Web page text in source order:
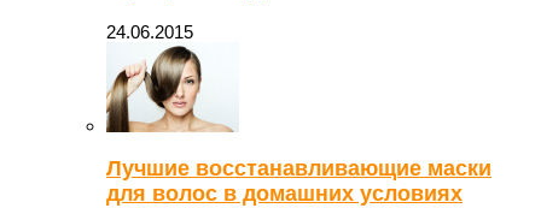
24.06.2015
Лучшие восстанавливающие маски
для волос в домашних условиях